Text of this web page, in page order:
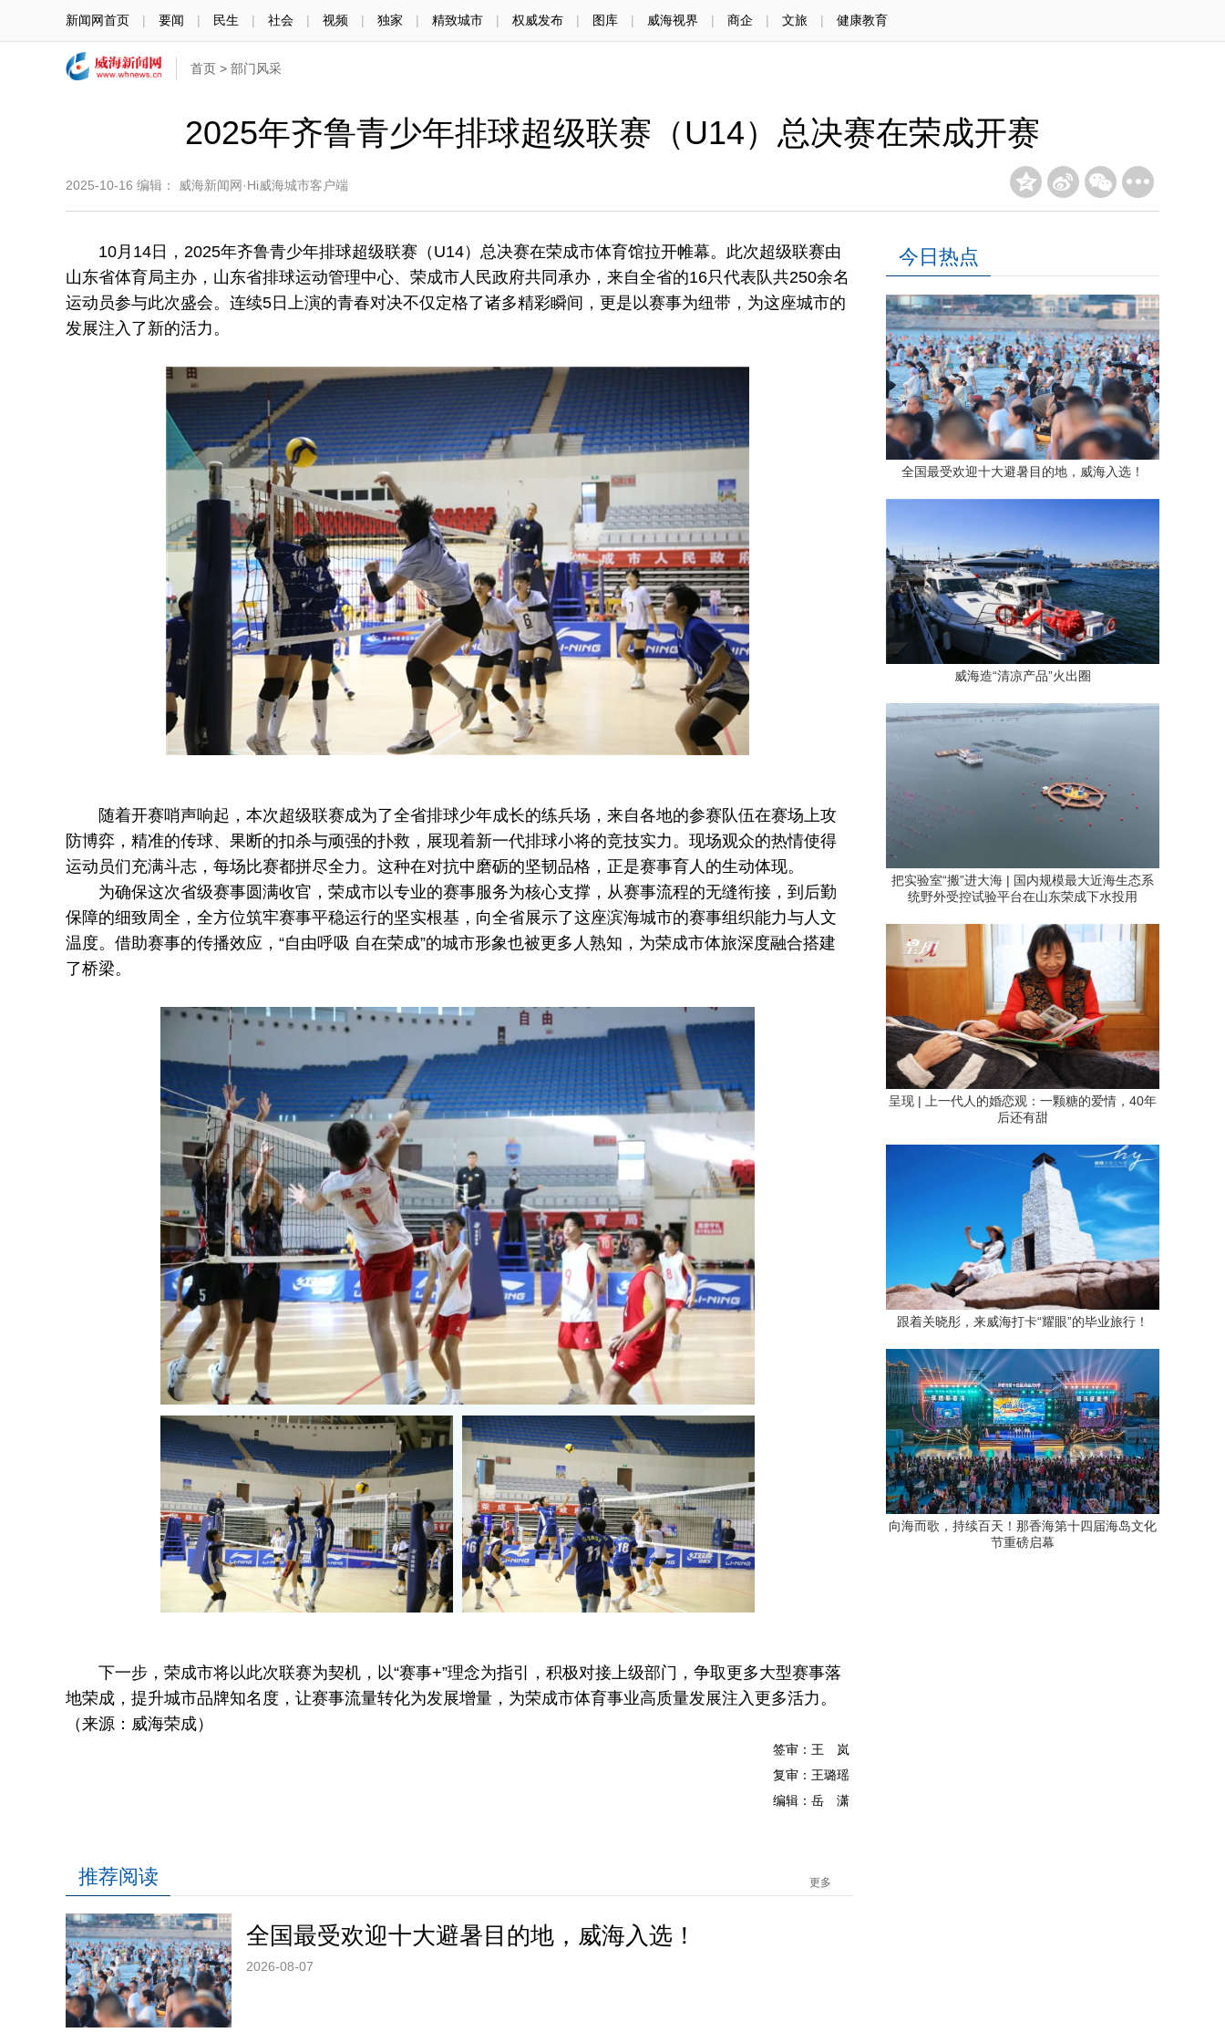
新闻网首页 | 要闻 | 民生 | 社会 | 视频 | 独家 | 精致城市 | 权威发布 | 图库 | 威海视界 | 商企 | 文旅 | 健康教育
首页 > 部门风采
2025年齐鲁青少年排球超级联赛（U14）总决赛在荣成开赛
2025-10-16 编辑： 威海新闻网·Hi威海城市客户端
10月14日，2025年齐鲁青少年排球超级联赛（U14）总决赛在荣成市体育馆拉开帷幕。此次超级联赛由
山东省体育局主办，山东省排球运动管理中心、荣成市人民政府共同承办，来自全省的16只代表队共250余名
运动员参与此次盛会。连续5日上演的青春对决不仅定格了诸多精彩瞬间，更是以赛事为纽带，为这座城市的
发展注入了新的活力。
随着开赛哨声响起，本次超级联赛成为了全省排球少年成长的练兵场，来自各地的参赛队伍在赛场上攻
防博弈，精准的传球、果断的扣杀与顽强的扑救，展现着新一代排球小将的竞技实力。现场观众的热情使得
运动员们充满斗志，每场比赛都拼尽全力。这种在对抗中磨砺的坚韧品格，正是赛事育人的生动体现。
为确保这次省级赛事圆满收官，荣成市以专业的赛事服务为核心支撑，从赛事流程的无缝衔接，到后勤
保障的细致周全，全方位筑牢赛事平稳运行的坚实根基，向全省展示了这座滨海城市的赛事组织能力与人文
温度。借助赛事的传播效应，“自由呼吸 自在荣成”的城市形象也被更多人熟知，为荣成市体旅深度融合搭建
了桥梁。
下一步，荣成市将以此次联赛为契机，以“赛事+”理念为指引，积极对接上级部门，争取更多大型赛事落
地荣成，提升城市品牌知名度，让赛事流量转化为发展增量，为荣成市体育事业高质量发展注入更多活力。
（来源：威海荣成）
签审：王 岚
复审：王璐瑶
编辑：岳 潇
推荐阅读 更多
全国最受欢迎十大避暑目的地，威海入选！
2026-08-07
今日热点
全国最受欢迎十大避暑目的地，威海入选！
威海造“清凉产品”火出圈
把实验室“搬”进大海 | 国内规模最大近海生态系
统野外受控试验平台在山东荣成下水投用
呈现 | 上一代人的婚恋观：一颗糖的爱情，40年
后还有甜
跟着关晓彤，来威海打卡“耀眼”的毕业旅行！
向海而歌，持续百天！那香海第十四届海岛文化
节重磅启幕